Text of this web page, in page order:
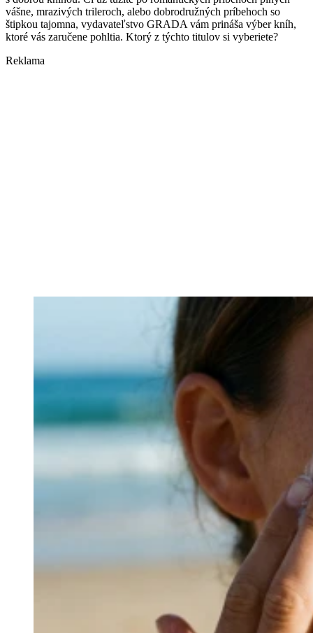
vášne, mrazivých trileroch, alebo dobrodružných príbehoch so
štipkou tajomna, vydavateľstvo GRADA vám prináša výber kníh,
ktoré vás zaručene pohltia. Ktorý z týchto titulov si vyberiete?
Reklama